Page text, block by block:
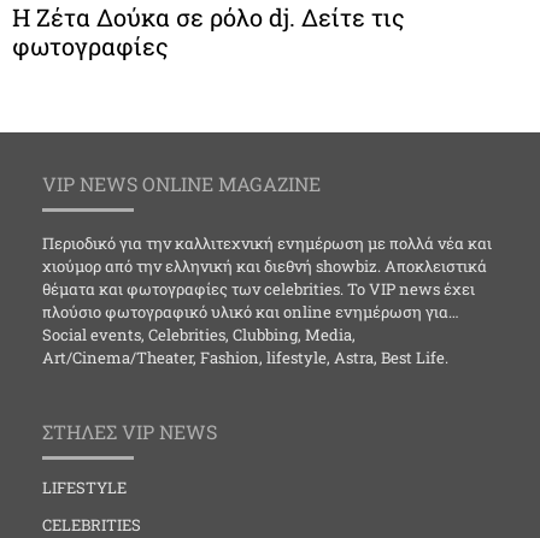
Η Ζέτα Δούκα σε ρόλο dj. Δείτε τις
φωτογραφίες
VIP NEWS ONLINE MAGAZINE
Περιοδικό για την καλλιτεχνική ενημέρωση με πολλά νέα και
χιούμορ από την ελληνική και διεθνή showbiz. Αποκλειστικά
θέματα και φωτογραφίες των celebrities. Το VIP news έχει
πλούσιο φωτογραφικό υλικό και online ενημέρωση για…
Social events, Celebrities, Clubbing, Media,
Art/Cinema/Theater, Fashion, lifestyle, Astra, Best Life.
ΣΤΗΛΕΣ VIP NEWS
LIFESTYLE
CELEBRITIES